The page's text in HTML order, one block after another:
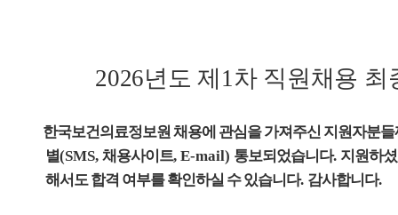
Service
2026년도 제 1차 직원채용 최
한국보건의료정보원 채용에 관심을 가져주신 지원자분
별(SMS, 채용사이트, E-mail) 통보되었습니다. 지원하
해서도 합격 여부를 확인하실 수 있습니다. 감사합니다.